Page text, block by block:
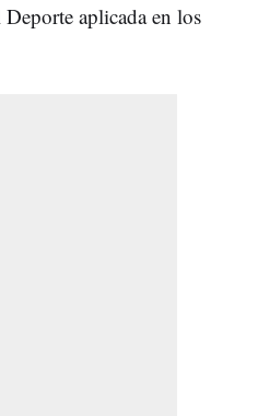
aplicada en los